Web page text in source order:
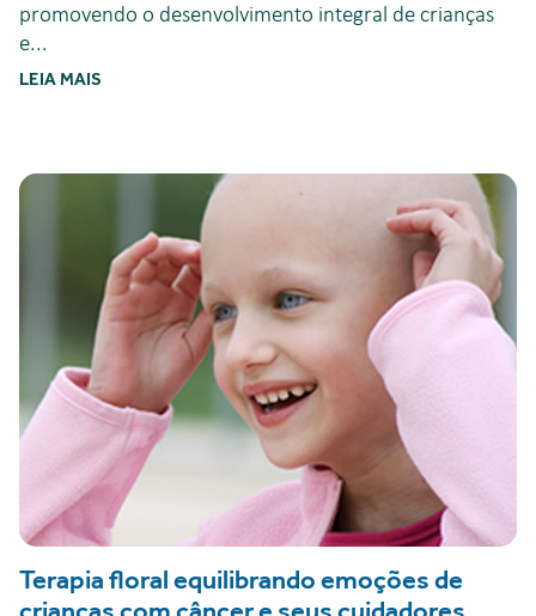
promovendo o desenvolvimento integral de crianças
e...
LEIA MAIS
Terapia floral equilibrando emoções de